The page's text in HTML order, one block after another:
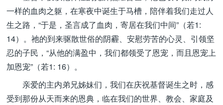
一样的血肉之躯，在寒夜中诞生于马槽，陪伴着我们走过人
生之路，“于是，圣言成了血肉，寄居在我们中间”（若1:
14）。祂的到来驱散世俗的阴霾、安慰劳苦的心灵、引领坚
忍的子民，“从他的满盈中，我们都领受了恩宠，而且恩宠上
加恩宠”（若1: 16）。
亲爱的主内弟兄姊妹们，我们在庆祝基督诞生之时，感
受到那份从天而来的恩典，临在我们的世界、教会、家庭及